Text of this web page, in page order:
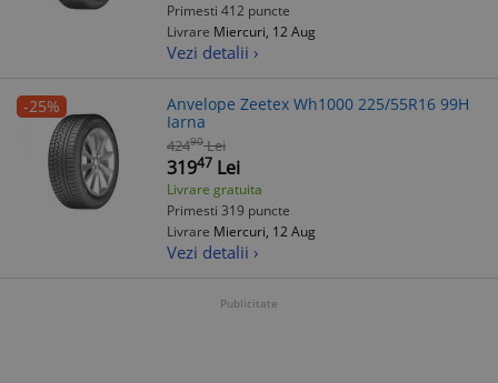
Primesti 412 puncte
Livrare Miercuri, 12 Aug
Vezi detalii ›
-25%
Anvelope Zeetex Wh1000 225/55R16 99H
Iarna
42490 Lei
31947 Lei
Livrare gratuita
Primesti 319 puncte
Livrare Miercuri, 12 Aug
Vezi detalii ›
Publicitate